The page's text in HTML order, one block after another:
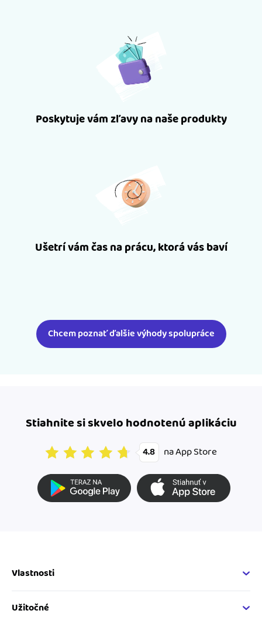
Poskytuje vám zľavy na naše produkty
Ušetrí vám čas na prácu, ktorá vás baví
Chcem poznať ďalšie výhody spolupráce
Stiahnite si skvelo hodnotenú aplikáciu
4.8 na App Store
Vlastnosti
Fakturačné vlastnosti
Online fakturácia
Užitočné